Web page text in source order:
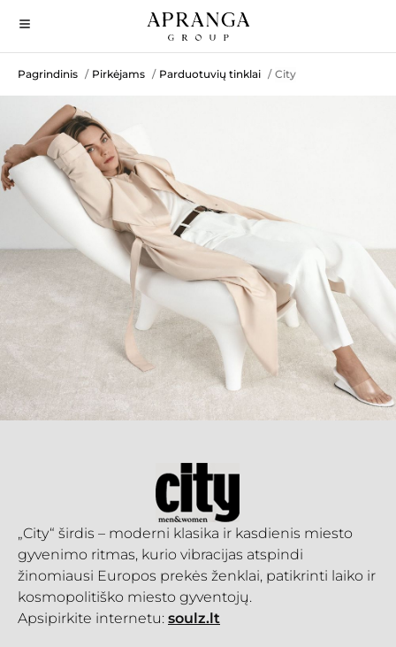
Pagrindinis / Pirkėjams / Parduotuvių tinklai / City
„City“ širdis – moderni klasika ir kasdienis miesto
gyvenimo ritmas, kurio vibracijas atspindi
žinomiausi Europos prekės ženklai, patikrinti laiko ir
kosmopolitiško miesto gyventojų.
Apsipirkite internetu: soulz.lt